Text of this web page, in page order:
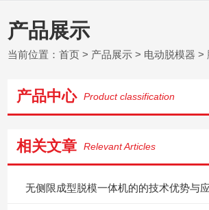
产品展示
当前位置：首页 > 产品展示 > 电动脱模器 >
产品中心 Product classification
相关文章 Relevant Articles
无侧限成型脱模一体机的的技术优势与